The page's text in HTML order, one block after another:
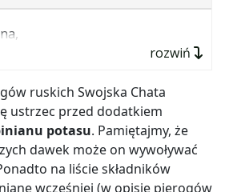
9.1% (zawiera mleko),
5.1%,
5.1% (cebula 35%, olej
wieprzowy),
rozwiń
ruskich Swojska Chata
ustrzec przed dodatkiem
potasu. Pamiętajmy, że
dawek może on wywoływać
na liście składników
wcześniej (w opisie pierogów